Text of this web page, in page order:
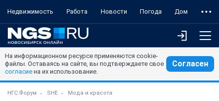
Недвижимость Работа Новости Погода Дом
На информационном ресурсе применяются cookie-
файлы. Оставаясь на сайте, вы подтверждаете свое
согласие на их использование.
Согласен
НГС.Форум SHE Мода и красота